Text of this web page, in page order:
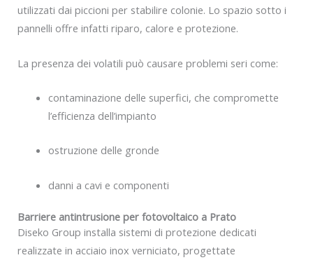
utilizzati dai piccioni per stabilire colonie. Lo spazio sotto i
pannelli offre infatti riparo, calore e protezione.
La presenza dei volatili può causare problemi seri come:
contaminazione delle superfici, che compromette
l’efficienza dell’impianto
ostruzione delle gronde
danni a cavi e componenti
Barriere antintrusione per fotovoltaico a Prato
Diseko Group installa sistemi di protezione dedicati
realizzate in acciaio inox verniciato, progettate